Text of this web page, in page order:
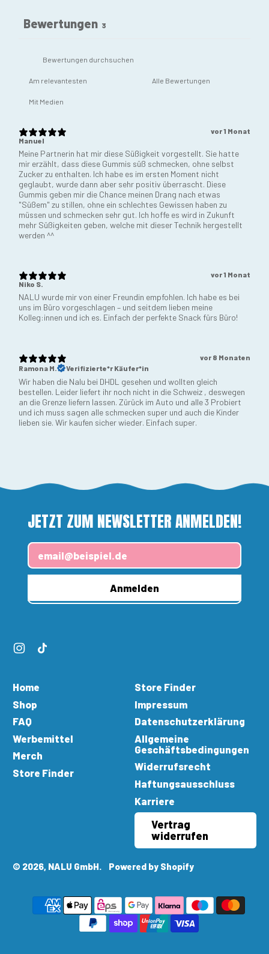
Bewertungen 3
Mit Medien
vor 1 Monat
Manuel
Meine Partnerin hat mir diese Süßigkeit vorgestellt. Sie hatte
mir erzählt, dass diese Gummis süß schmecken, ohne selbst
Zucker zu enthalten. Ich habe es im ersten Moment nicht
geglaubt, wurde dann aber sehr positiv überrascht. Diese
Gummis geben mir die Chance meinen Drang nach etwas
"Süßem" zu stillen, ohne ein schlechtes Gewissen haben zu
müssen und schmecken sehr gut. Ich hoffe es wird in Zukunft
mehr Süßigkeiten geben, welche mit dieser Technik hergestellt
werden ^^
vor 1 Monat
Niko S.
NALU wurde mir von einer Freundin empfohlen. Ich habe es bei
uns im Büro vorgeschlagen – und seitdem lieben meine
Kolleg:innen und ich es. Einfach der perfekte Snack fürs Büro!
vor 8 Monaten
Ramona M.
Verifizierte*r Käufer*in
Wir haben die Nalu bei DHDL gesehen und wollten gleich
bestellen. Leider liefert ihr noch nicht in die Schweiz , deswegen
an die Grenze liefern lassen. Zürück im Auto und alle 3 Probiert
und ich muss sagen alle schmecken super und auch die Kinder
lieben sie. Wir kaufen sicher wieder. Einfach super.
JETZT ZUM NEWSLETTER ANMELDEN!
E-Mail-Adresse
Anmelden
Instagram
Home
Shop
FAQ
Werbemittel
Merch
Store Finder
Store Finder
Impressum
Datenschutzerklärung
Allgemeine
Geschäftsbedingungen
Widerrufsrecht
Haftungsausschluss
Karriere
Vertrag
widerrufen
© 2026, NALU GmbH. Powered by Shopify
Akzeptierte
Zahlungen